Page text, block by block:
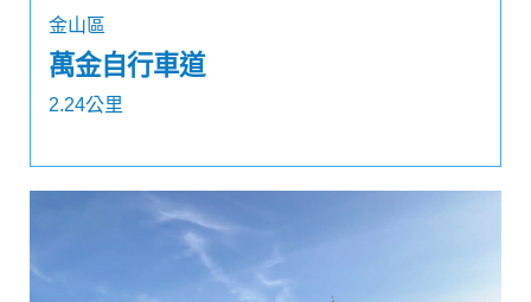
金山區
萬金自行車道
2.24公里